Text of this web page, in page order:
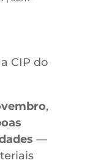
CIP do
,
—